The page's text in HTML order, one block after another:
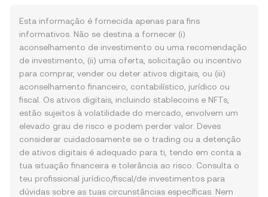
Esta informação é fornecida apenas para fins
informativos. Não se destina a fornecer (i)
aconselhamento de investimento ou uma recomendação
de investimento, (ii) uma oferta, solicitação ou incentivo
para comprar, vender ou deter ativos digitais, ou (iii)
aconselhamento financeiro, contabilístico, jurídico ou
fiscal. Os ativos digitais, incluindo stablecoins e NFTs,
estão sujeitos à volatilidade do mercado, envolvem um
elevado grau de risco e podem perder valor. Deves
considerar cuidadosamente se o trading ou a detenção
de ativos digitais é adequado para ti, tendo em conta a
tua situação financeira e tolerância ao risco. Consulta o
teu profissional jurídico/fiscal/de investimentos para
dúvidas sobre as tuas circunstâncias específicas. Nem